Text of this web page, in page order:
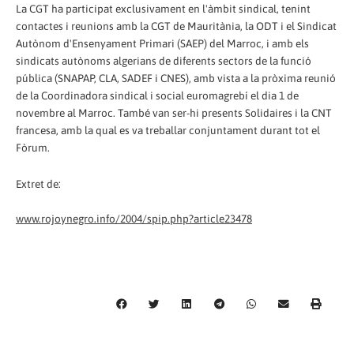
La CGT ha participat exclusivament en l'àmbit sindical, tenint
contactes i reunions amb la CGT de Mauritània, la ODT i el Sindicat
Autònom d'Ensenyament Primari (SAEP) del Marroc, i amb els
sindicats autònoms algerians de diferents sectors de la funció
pública (SNAPAP, CLA, SADEF i CNES), amb vista a la pròxima reunió
de la Coordinadora sindical i social euromagrebí el dia 1 de
novembre al Marroc. També van ser-hi presents Solidaires i la CNT
francesa, amb la qual es va treballar conjuntament durant tot el
Fòrum.
Extret de:
www.rojoynegro.info/2004/spip.php?article23478